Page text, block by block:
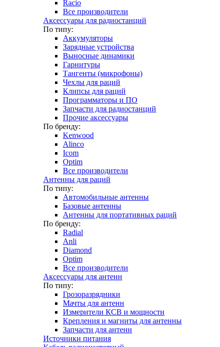
Racio
Все производители
Аксессуары для радиостанций
По типу:
Аккумуляторы
Зарядные устройства
Выносные динамики
Гарнитуры
Тангенты (микрофоны)
Чехлы для раций
Клипсы для раций
Программаторы и ПО
Запчасти для радиостанций
Прочие аксессуары
По бренду:
Kenwood
Alinco
Icom
Optim
Все производители
Антенны для раций
По типу:
Автомобильные антенны
Базовые антенны
Антенны для портативных раций
По бренду:
Radial
Anli
Diamond
Optim
Все производители
Аксессуары для антенн
По типу:
Грозоразрядники
Мачты для антенн
Измерители КСВ и мощности
Крепления и магниты для антенны
Запчасти для антенн
Источники питания